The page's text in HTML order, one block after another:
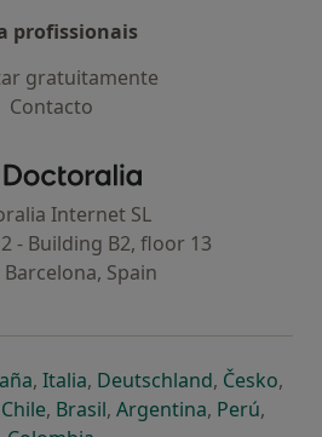
profissionais
gratuitamente
Contacto
Doctoralia - Homepage
Internet SL
2 - Building B2, floor 13
Barcelona, Spain
separador
novo separador
abre num novo separador
, Italiaabre num novo
, Deutschlandabre num
, Česko,
novo separador
num novo separador
Chileabre num novo separador
, Brasilabre num novo
, Argentinaabre num
, Perúabre
,